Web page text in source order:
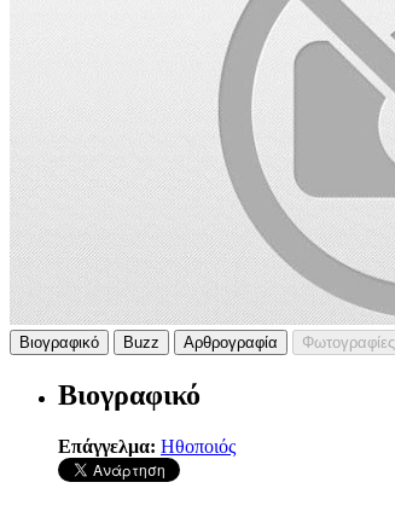
Βιογραφικό Buzz Αρθρογραφία Φωτογραφίες
Βιογραφικό
Επάγγελμα: Ηθοποιός